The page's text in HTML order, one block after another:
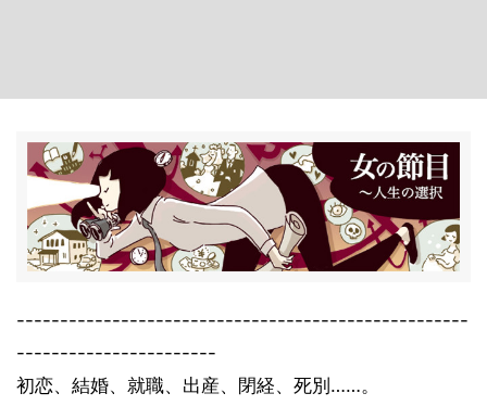
----------------------------------------------------
-----------------------
初恋、結婚、就職、出産、閉経、死別……。